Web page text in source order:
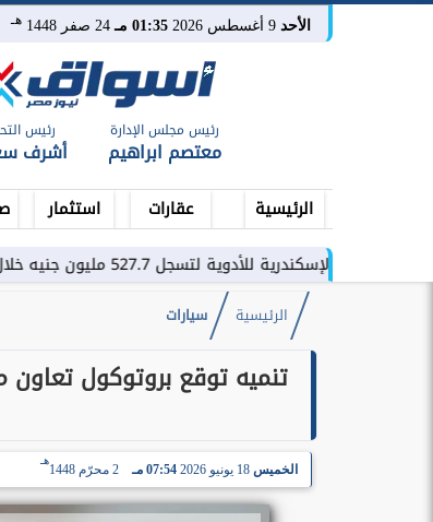
الأحد 01:35 مـ 24 صفر 1448 هـ
رئيس مجلس الإدارة
معتصم ابراهيم
رئيس
أشرف
الرئيسية عقارات استثمار
للأدوية لتسجل 527.7 مليون جنيه خلال العام المالي 2025-2026
الرئيسية سيارات
تنميه توقع بروتوكول
الخميس 18 يونيو 2026 07:54 مـ 2 محرّم 1448
هـ